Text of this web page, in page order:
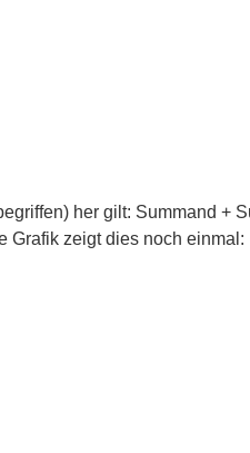
her gilt: Summand +
Grafik zeigt dies noch einmal: